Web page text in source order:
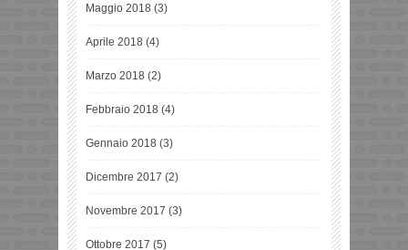
Maggio 2018 (3)
Aprile 2018 (4)
Marzo 2018 (2)
Febbraio 2018 (4)
Gennaio 2018 (3)
Dicembre 2017 (2)
Novembre 2017 (3)
Ottobre 2017 (5)